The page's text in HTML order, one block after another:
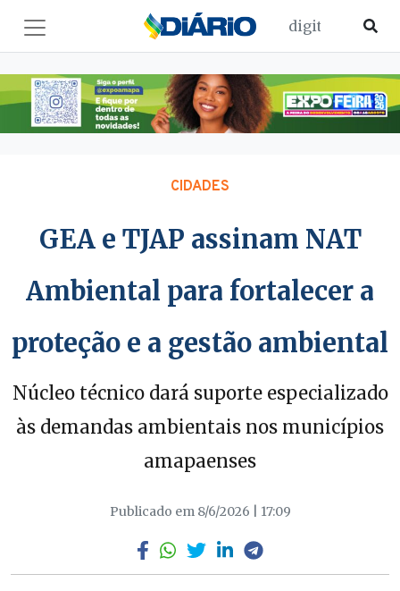
CIDADES
GEA e TJAP assinam NAT
Ambiental para fortalecer a
proteção e a gestão ambiental
Núcleo técnico dará suporte especializado
às demandas ambientais nos municípios
amapaenses
Publicado em 8/6/2026 | 17:09